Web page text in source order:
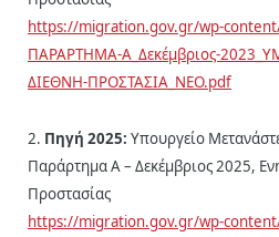
https://migration.gov.gr/wp-
ΠΑΡΑΡΤΗΜΑ-Α_Δεκέμβριος-
ΔΙΕΘΝΗ-ΠΡΟΣΤΑΣΙΑ_ΝΕΟ.pdf
2. Πηγή 2025: Υπουργείο
Παράρτημα Α – Δεκέμβριος 2025,
Προστασίας
https://migration.gov.gr/wp-